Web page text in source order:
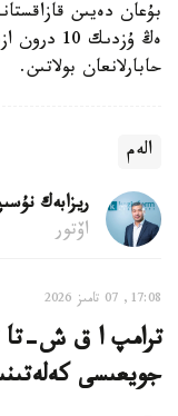
بۇعان دەيىن
ەڭ ۇزدىك
حابارلانعان بولاتىن.
الەم
ريزابەك
اۆتور
17:08, 07 تامىز 2026
ترامپ ا ق ش-تا
جويعىسى